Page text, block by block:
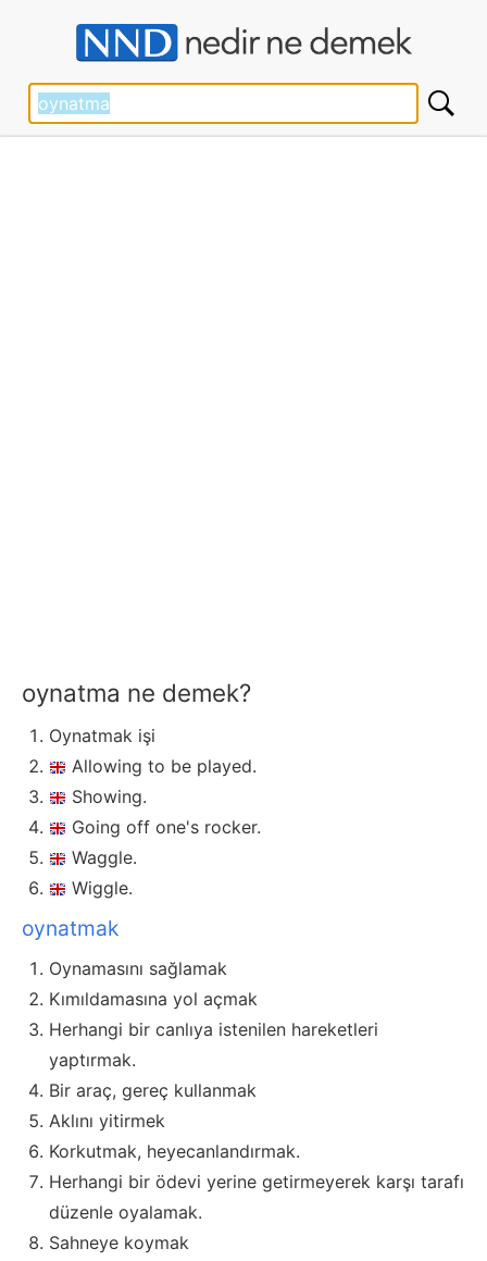
oynatma ne demek?
Oynatmak işi
Allowing to be played.
Showing.
Going off one's rocker.
Waggle.
Wiggle.
oynatmak
Oynamasını sağlamak
Kımıldamasına yol açmak
Herhangi bir canlıya istenilen hareketleri
yaptırmak.
Bir araç, gereç kullanmak
Aklını yitirmek
Korkutmak, heyecanlandırmak.
Herhangi bir ödevi yerine getirmeyerek karşı tarafı
düzenle oyalamak.
Sahneye koymak